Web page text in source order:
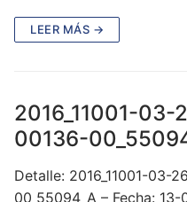
LEER MÁS →
2016_11001-
00136-
Detalle: 2016_11001-03-
00_55094_A – Fecha: